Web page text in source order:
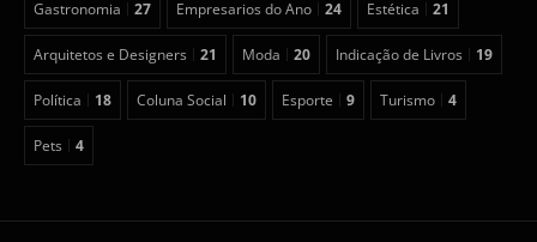
Gastronomia 27 Empresarios do Ano 24 Estética 21
Arquitetos e Designers 21 Moda 20 Indicação de Livros 19
Política 18 Coluna Social 10 Esporte 9 Turismo 4
Pets 4